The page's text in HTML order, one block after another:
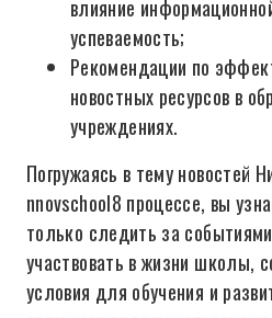
влияние
успеваемость;
Рекомендации по
новостных ресурсов в
учреждениях.
Погружаясь в тему новостей
nnovschool8 процессе, вы
только следить за
участвовать в жизни школы,
условия для обучения и